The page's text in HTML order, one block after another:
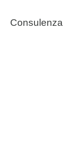
Consulenza